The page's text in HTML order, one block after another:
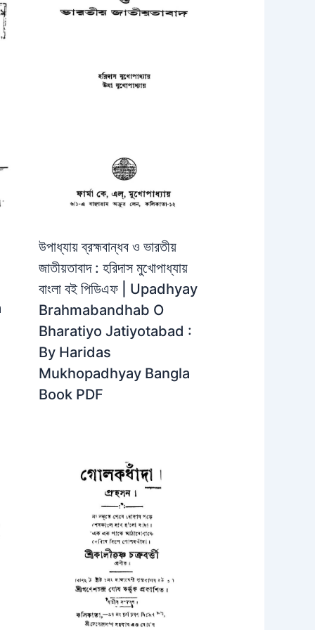
উপাধ্যায় ব্রহ্মবান্ধব ও ভারতীয়
জাতীয়তাবাদ : হরিদাস মুখোপাধ্যায়
বাংলা বই পিডিএফ | Upadhyay
Brahmabandhab O
Bharatiyo Jatiyotabad :
By Haridas
Mukhopadhyay Bangla
Book PDF